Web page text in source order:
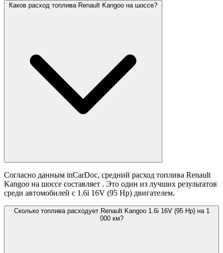
Каков расход топлива Renault Kangoo на шоссе?
Согласно данным inCarDoc, средний расход топлива Renault
Kangoo на шоссе составляет . Это один из лучших результатов
среди автомобилей с 1.6i 16V (95 Hp) двигателем.
Сколько топлива расходует Renault Kangoo 1.6i 16V (95 Hp) на 1
000 км?